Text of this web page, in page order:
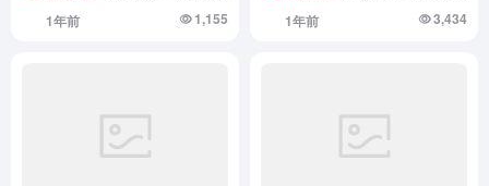
1年前 1,155 1年前 3,434